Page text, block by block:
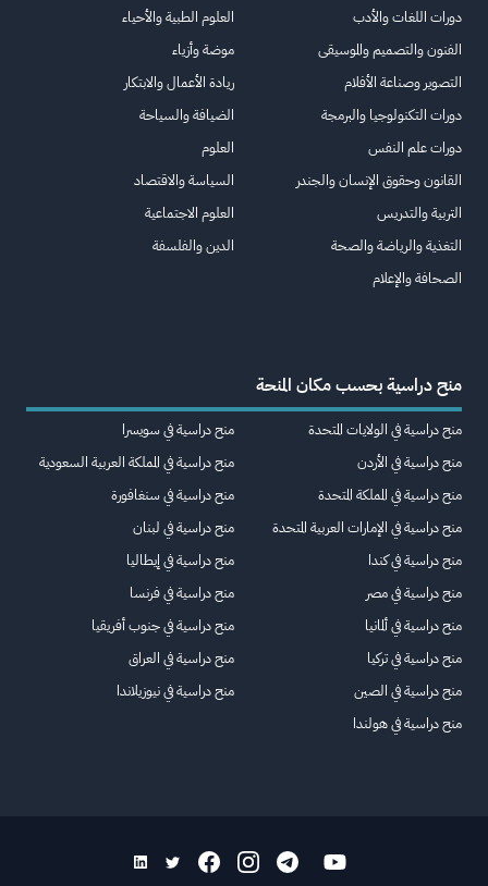
دورات اللغات والأدب
الفنون والتصميم والموسيقى
التصوير وصناعة الأفلام
دورات التكنولوجيا والبرمجة
دورات علم النفس
القانون وحقوق الإنسان والجندر
التربية والتدريس
التغذية والرياضة والصحة
الصحافة والإعلام
العلوم الطبية والأحياء
موضة وأزياء
ريادة الأعمال والابتكار
الضيافة والسياحة
العلوم
السياسة والاقتصاد
العلوم الاجتماعية
الدين والفلسفة
منح دراسية بحسب مكان المنحة
منح دراسية في الولايات المتحدة
منح دراسية في الأردن
منح دراسية في المملكة المتحدة
منح دراسية في الإمارات العربية المتحدة
منح دراسية في كندا
منح دراسية في مصر
منح دراسية في ألمانيا
منح دراسية في تركيا
منح دراسية في الصين
منح دراسية في هولندا
منح دراسية في سويسرا
منح دراسية في المملكة العربية السعودية
منح دراسية في سنغافورة
منح دراسية في لبنان
منح دراسية في إيطاليا
منح دراسية في فرنسا
منح دراسية في جنوب أفريقيا
منح دراسية في العراق
منح دراسية في نيوزيلاندا